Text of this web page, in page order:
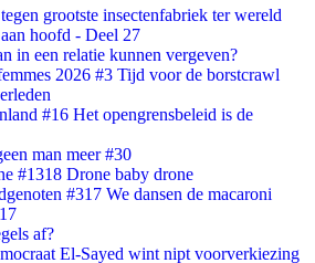
grootste insectenfabriek ter wereld
hoofd - Deel 27
in een relatie kunnen vergeven?
2026 #3 Tijd voor de borstcrawl
#16 Het opengrensbeleid is de
man meer #30
#1318 Drone baby drone
#317 We dansen de macaroni
af?
El-Sayed wint nipt voorverkiezing